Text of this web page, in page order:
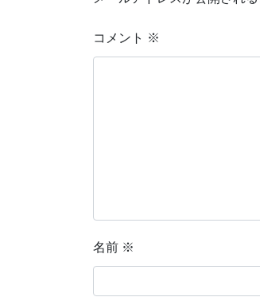
コメント ※
名前 ※